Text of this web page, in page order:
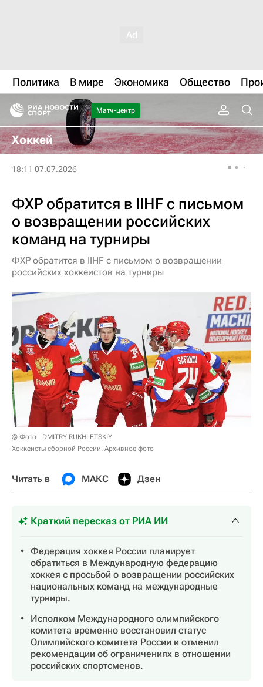
Политика В мире Экономика Общество
Матч-центр
Хоккей
18:11 07.07.2026
ФХР обратится в IIHF с письмом
о возвращении российских
команд на турниры
ФХР обратится в IIHF с письмом о возвращении
российских хоккеистов на турниры
© Фото : DMITRY RUKHLETSKIY
Хоккеисты сборной России. Архивное фото
Читать в МАКС Дзен
Краткий пересказ от РИА ИИ
Федерация хоккея России планирует
обратиться в Международную федерацию
хоккея с просьбой о возвращении российских
национальных команд на международные
турниры.
Исполком Международного олимпийского
комитета временно восстановил статус
Олимпийского комитета России и отменил
рекомендации об ограничениях в отношении
российских спортсменов.